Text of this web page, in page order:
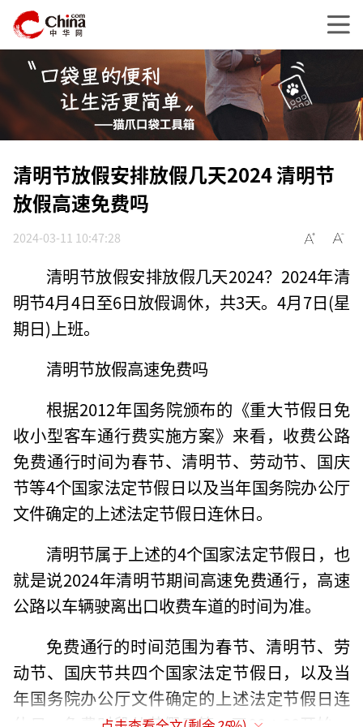
清明节放假安排放假几天2024 清明节
放假高速免费吗
2024-03-11 10:47:28
清明节放假安排放假几天2024？2024年清
明节4月4日至6日放假调休，共3天。4月7日(星
期日)上班。
清明节放假高速免费吗
根据2012年国务院颁布的《重大节假日免
收小型客车通行费实施方案》来看，收费公路
免费通行时间为春节、清明节、劳动节、国庆
节等4个国家法定节假日以及当年国务院办公厅
文件确定的上述法定节假日连休日。
清明节属于上述的4个国家法定节假日，也
就是说2024年清明节期间高速免费通行，高速
公路以车辆驶离出口收费车道的时间为准。
免费通行的时间范围为春节、清明节、劳
动节、国庆节共四个国家法定节假日，以及当
年国务院办公厅文件确定的上述法定节假日连